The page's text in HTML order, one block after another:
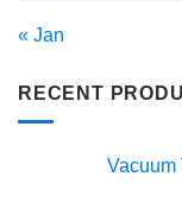
« Jan
RECENT
Vacuum